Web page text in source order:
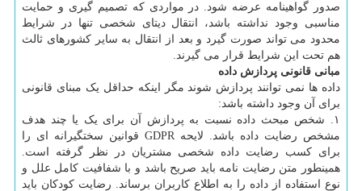
صدور گواهینامه عرضه شود. در مواردی که تصمیم گیری و حمایت
مناسبی وجود نداشته باشد، انتقال دیتای شخصی تنها در شرایط
محدود می تواند صورت گیرد و بعد از انتقال به سایر کشورهای ثالث
هم تحت این شرایط قرار می گیرند.
مبانی قانونی پردازش داده
داده ها نمی توانند پردازش شوند مگر اینکه حداقل یک مبنای قانونی
برای آن وجود داشته باشد:
۱. شخص مبحث داده نسبت به پردازش آن برای یک یا چند هدف
مشخص رضایت داده باشد. لایحه GDPR قوانین سختگیرانه ای را
برای کسب رضایت داده شخصی مشتریان در نظر گرفته است.
همینطور متن رضایت نامه باید صریح باشد و با شفافیت کامل علل و
نوع استفاده از داده را به اطلاع کاربران برساند. رضایت کودکان باید